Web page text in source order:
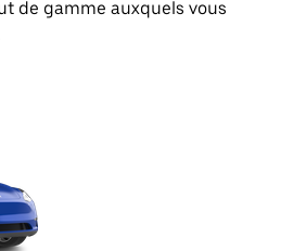
de gamme auxquels vous